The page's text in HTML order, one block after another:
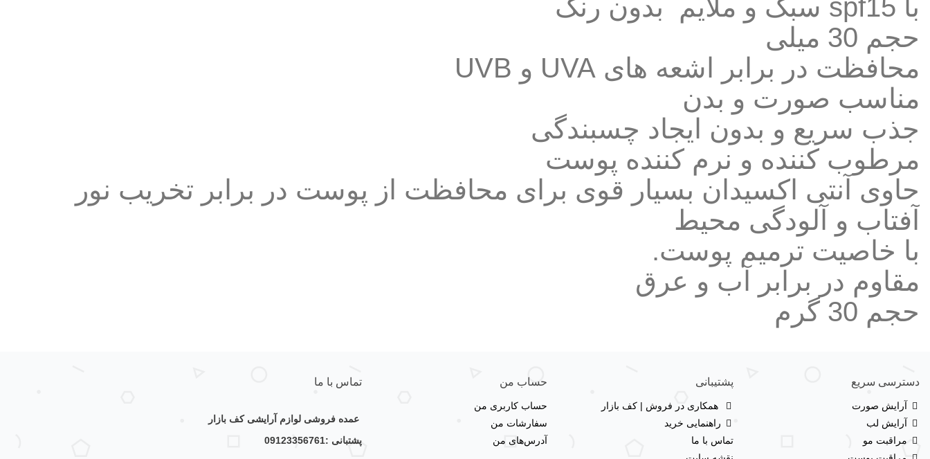
با spf15 سبک و ملایم بدون رنگ
حجم 30 میلی
محافظت در برابر اشعه های UVA و UVB
مناسب صورت و بدن
جذب سریع و بدون ایجاد چسبندگی
مرطوب کننده و نرم کننده پوست
حاوی آنتی اکسیدان بسیار قوی برای محافظت از پوست در برابر تخریب نور
آفتاب و آلودگی محیط
با خاصیت ترمیم پوست.
مقاوم در برابر آب و عرق
حجم 30 گرم
دسترسی سریع
آرایش صورت
آرایش لب
مراقبت مو
پشتیبانی
همکاری در فروش | کف بازار
راهنمایی خرید
تماس با ما
حساب من
حساب کاربری من
سفارشات من
آدرس‌های من
تماس با ما
عمده فروشی لوازم آرایشی کف بازار
پشتبانی :09123356761